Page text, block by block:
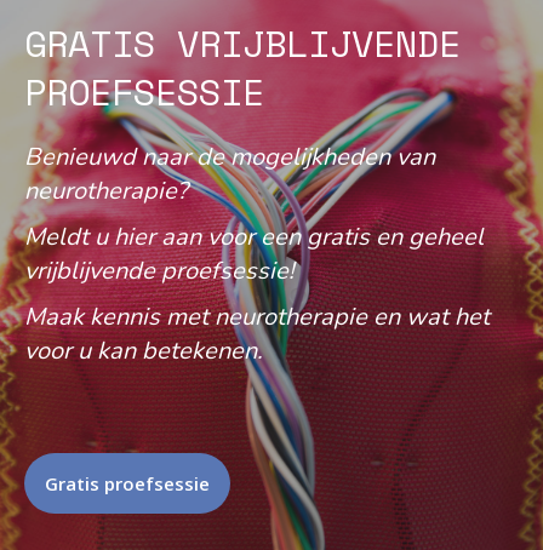
GRATIS VRIJBLIJVENDE
PROEFSESSIE
Benieuwd naar de mogelijkheden van
neurotherapie?
Meldt u hier aan voor een gratis en geheel
vrijblijvende proefsessie!
Maak kennis met neurotherapie en wat het
voor u kan betekenen.
Gratis proefsessie